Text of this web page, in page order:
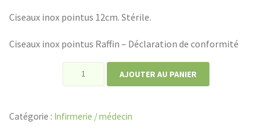
Ciseaux inox pointus 12cm. Stérile.
Ciseaux inox pointus Raffin – Déclaration de conformité
quantité
inox
AJOUTER AU PANIER
Catégorie : Infirmerie / médecin